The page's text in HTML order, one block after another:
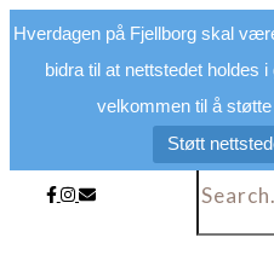
Hverdagen på Fjellborg skal
bidra til at nettstedet holdes
velkommen til å
Støtt